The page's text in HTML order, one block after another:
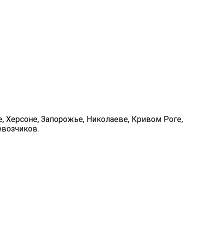
Херсоне, Запорожье, Николаеве, Кривом Роге,